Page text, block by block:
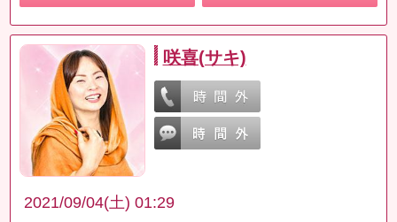
咲喜(サキ)
2021/09/04(土) 01:29